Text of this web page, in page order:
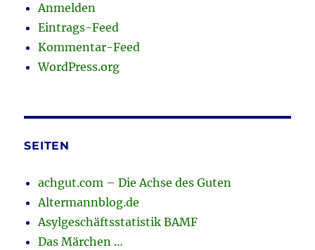
Anmelden
Eintrags-Feed
Kommentar-Feed
WordPress.org
SEITEN
achgut.com – Die Achse des Guten
Altermannblog.de
Asylgeschäftsstatistik BAMF
Das Märchen …